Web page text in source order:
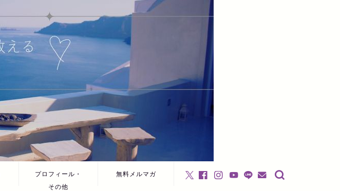
プロフィール・
その他
無料メルマガ